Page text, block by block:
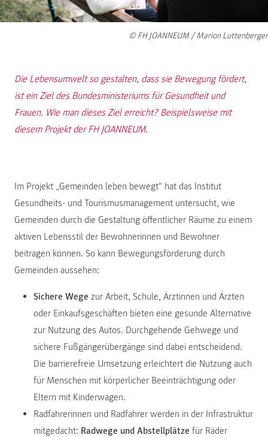
© FH JOANNEUM / Marion Luttenberger
Die Lebensumwelt so gestalten, dass sie Bewegung fördert,
ist ein Ziel des Bundesministeriums für Gesundheit und
Frauen. Wie man dieses Ziel erreicht? Beispielsweise mit
diesem Projekt der FH JOANNEUM.
Im Projekt „Gemeinden leben bewegt“ hat das Institut
Gesundheits- und Tourismusmanagement untersucht, wie
Gemeinden durch die Gestaltung öffentlicher Räume zu einem
aktiven Lebensstil der Bewohnerinnen und Bewohner
beitragen können. So kann Bewegungsförderung durch
Gemeinden aussehen:
Sichere Wege zur Arbeit, Schule, Ärztinnen und Ärzten
oder Einkaufsgeschäften bieten eine gesunde Alternative
zur Nutzung des Autos. Durchgehende Gehwege und
sichere Fußgängerübergänge sind dabei entscheidend.
Die barrierefreie Umsetzung erleichtert die Nutzung auch
für Menschen mit körperlicher Beeinträchtigung oder
Eltern mit Kinderwagen.
Radfahrerinnen und Radfahrer werden in der Infrastruktur
mitgedacht: Radwege und Abstellplätze für Räder